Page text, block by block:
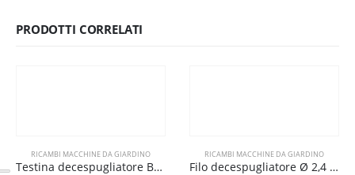
PRODOTTI CORRELATI
RICAMBI MACCHINE DA GIARDINO
Testina decespugliatore Batti e Vai 10×1.25 SxM
RICAMBI MACCHINE DA GIARDINO
Filo decespugliatore Ø 2,4 tondo